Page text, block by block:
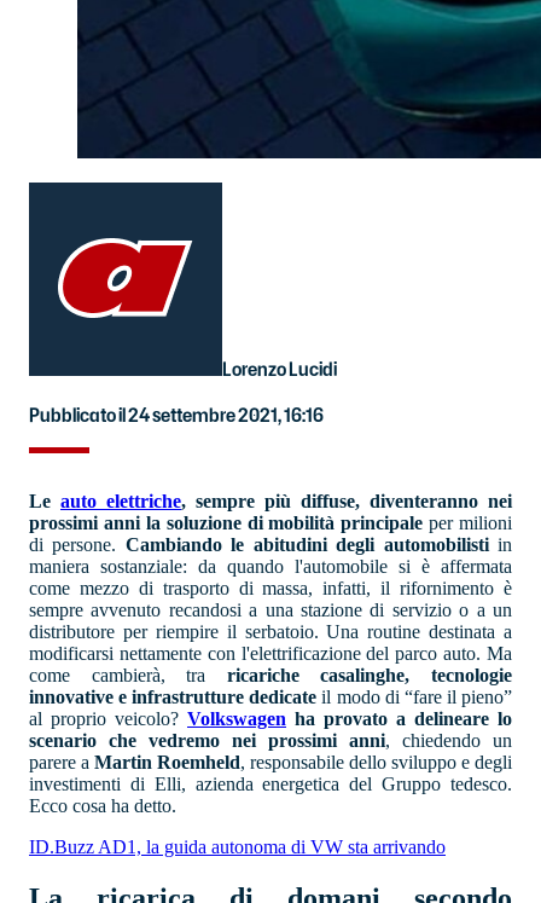
Lorenzo Lucidi
Pubblicato il 24 settembre 2021, 16:16
Le auto elettriche, sempre più diffuse, diventeranno nei
prossimi anni la soluzione di mobilità principale per milioni
di persone. Cambiando le abitudini degli automobilistiin
maniera sostanziale: da quando l'automobile si è affermata
come mezzo di trasporto di massa, infatti, il rifornimento è
sempre avvenuto recandosi a una stazione di servizio o a un
distributore per riempire il serbatoio. Una routine destinata a
modificarsi nettamente con l'elettrificazione del parco auto. Ma
come cambierà, tra ricariche casalinghe, tecnologie
innovative e infrastrutture dedicate il modo di “fare il pieno”
al proprio veicolo? Volkswagen ha provato a delineare lo
scenario che vedremo nei prossimi anni, chiedendo un
parere a Martin Roemheld, responsabile dello sviluppo e degli
investimenti di Elli, azienda energetica del Gruppo tedesco.
Ecco cosa ha detto.
ID.Buzz AD1, la guida autonoma di VW sta arrivando